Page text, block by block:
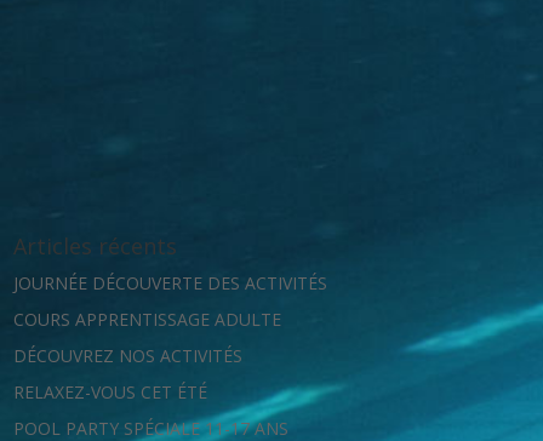
Articles récents
JOURNÉE DÉCOUVERTE DES ACTIVITÉS
COURS APPRENTISSAGE ADULTE
DÉCOUVREZ NOS ACTIVITÉS
RELAXEZ-VOUS CET ÉTÉ
POOL PARTY SPÉCIALE 11-17 ANS